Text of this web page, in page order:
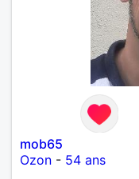
mob65
Ozon - 54 ans